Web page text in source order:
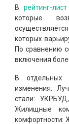
Врейтинг-лист
которые
которых
По сравнению
включения
В отдельных
изменения.
стали:
Жилищные
комфортности: